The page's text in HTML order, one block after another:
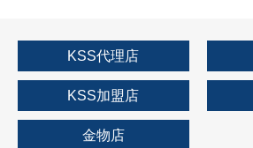
KSS代理店
KSS加盟店
金物店